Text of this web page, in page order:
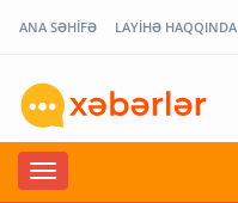
ANA SƏHİFƏ LAYİHƏ HAQQINDA